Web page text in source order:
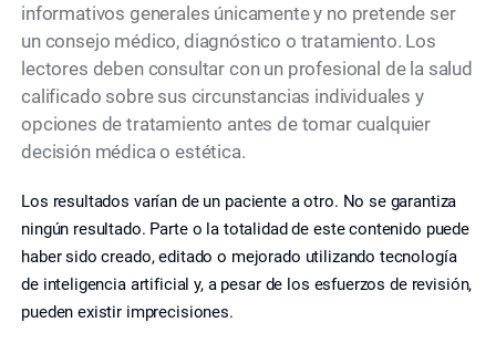
informativos generales únicamente y no pretende ser
un consejo médico, diagnóstico o tratamiento. Los
lectores deben consultar con un profesional de la salud
calificado sobre sus circunstancias individuales y
opciones de tratamiento antes de tomar cualquier
decisión médica o estética.
Los resultados varían de un paciente a otro. No se garantiza
ningún resultado. Parte o la totalidad de este contenido puede
haber sido creado, editado o mejorado utilizando tecnología
de inteligencia artificial y, a pesar de los esfuerzos de revisión,
pueden existir imprecisiones.